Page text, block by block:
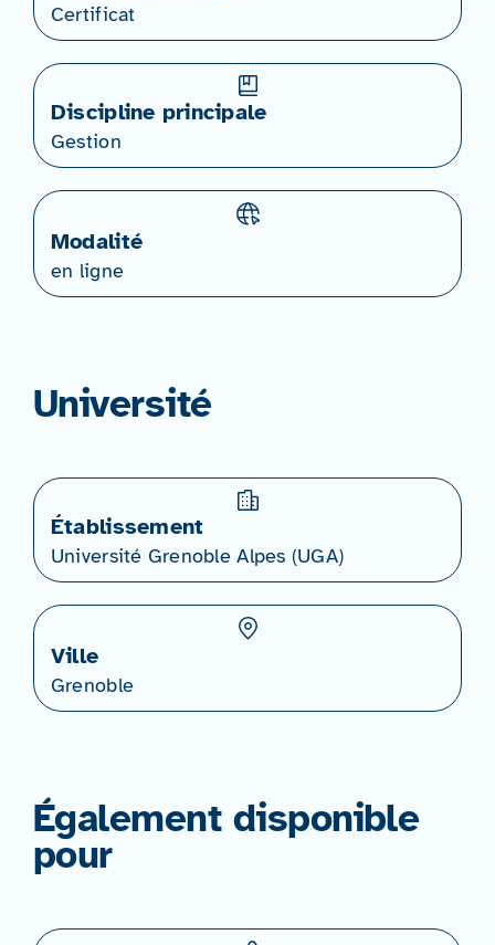
Certificat
Discipline principale
Gestion
Modalité
en ligne
Université
Établissement
Université Grenoble Alpes (UGA)
Ville
Grenoble
Également disponible
pour